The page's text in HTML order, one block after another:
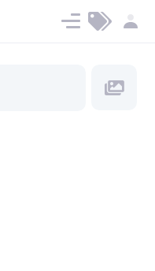
Ücret ve Planlar